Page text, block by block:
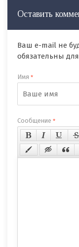
Оставить
Ваш e-mail не
обязательны
Имя *
Сообщение *